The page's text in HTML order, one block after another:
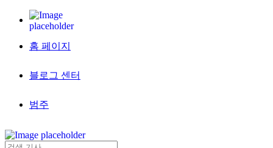
홈 페이지
블로그 센터
범주